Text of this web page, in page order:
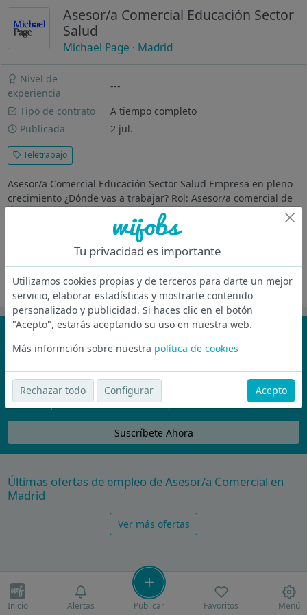
Asesor/a Comercial Educación Sector
Salud
Michael Page · Madrid
Nivel de
experiencia
---
Tipo de contrato
A tiempo completo
Publicada
2 jul.
Teletrabajo
Asesor/a Comercial Educación Sector Salud Empresa en pleno
crecimiento ¿Dónde vas a trabajar? Rol: Asesor/a comercial de
ventas en servicios de educación para profesionales de la
salud, sector sanidad (fisioterapeutas, médicos, enfermeros,
Oferta desactivada
¡No te pierdas nada!
Únete a la comunidad de wijobs y recibe por email las mejores
ofertas de empleo
Nunca compartiremos tu email con nadie y no te vamos a enviar spam
Suscríbete Ahora
Últimas ofertas de empleo de Asesor/a Comercial en
Madrid
Ver más ofertas
Inicio Alertas Publicar Favoritos Menú
Tu privacidad es importante
Utilizamos cookies propias y de terceros para darte un mejor
servicio, elaborar estadísticas y mostrarte contenido
personalizado y publicidad. Si haces clic en el botón
"Acepto", estarás aceptando su uso en nuestra web.
Más informción sobre nuestra política de cookies
Rechazar todo Configurar Acepto